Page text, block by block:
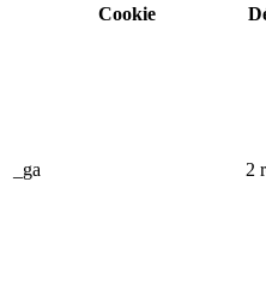
Cookie
_ga 2